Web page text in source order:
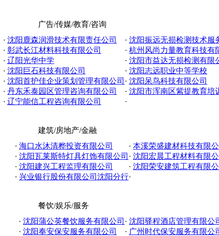
广告/传媒/教育/咨询
· 沈阳鹿森润滑技术有限责任公司 · 沈阳振远无损检测技术服
· 彰武长江材料科技有限公司 · 杭州风尚力量教育科技有
· 辽阳光华中学 · 沈阳市益达无损检测有限
· 沈阳巨石科技有限公司 · 沈阳志远职业中等学校
· 沈阳首护佳企业策划管理有限公司 · 沈阳呆鸟科技有限公司
· 丹东禾泰园区管理咨询有限公司 · 沈阳市浑南区紫提教育培
· 辽宁能信工程咨询有限公司 ·
建筑/房地产/金融
· 海口水沐清桦投资有限公司 · 本溪荣盛建材科技有限
· 沈阳瓦莱斯特灯具灯饰有限公司 · 沈阳宏晨工程材料有限
· 沈阳建兴工程监理有限公司 · 沈阳荣安建筑工程有限
· 兴业银行股份有限公司沈阳分行·
餐饮/娱乐/服务
· 沈阳蒲公英餐饮服务有限公司 · 沈阳驿程酒店管理有限公
· 沈阳奉安保安服务有限公司 · 广州时代保安服务有限公